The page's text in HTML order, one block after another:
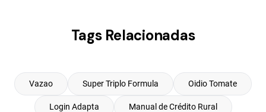
Tags Relacionadas
Vazao Super Triplo Formula Oidio Tomate
Login Adapta Manual de Crédito Rural